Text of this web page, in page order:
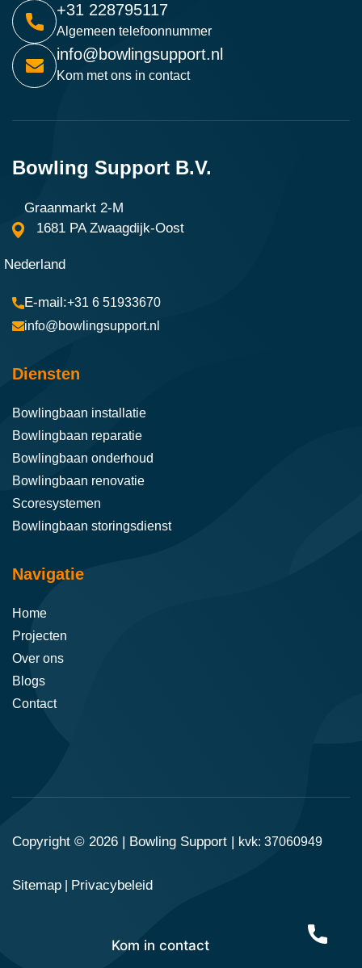
Kom in contact
+31 228795117
Algemeen telefoonnummer
info@bowlingsupport.nl
Kom met ons in contact
Bowling Support B.V.
Graanmarkt 2-M
1681 PA Zwaagdijk-Oost
Nederland
+31 6 51933670
info@bowlingsupport.nl
Diensten
Bowlingbaan installatie
Bowlingbaan reparatie
Bowlingbaan onderhoud
Bowlingbaan renovatie
Scoresystemen
Bowlingbaan storingsdienst
Navigatie
Home
Projecten
Over ons
Blogs
Contact
Copyright © 2026 | Bowling Support | kvk: 37060949
Sitemap Privacybeleid